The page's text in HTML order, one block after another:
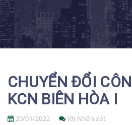
CHUYỂN ĐỔI
KCN BIÊN HÒA I
20/01/2022 (0) Nhận xét